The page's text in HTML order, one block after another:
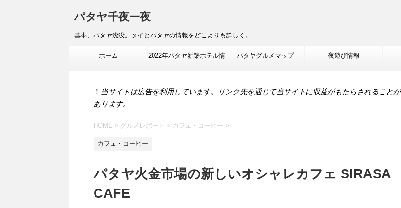
パタヤ千夜一夜
基本、パタヤ沈没。タイとパタヤの情報をどこよりも詳しく。
ホーム 2022年パタヤ新築ホテル情 パタヤグルメマップ 夜遊び情報
！ 当サイトは広告を利用しています。リンク先を通じて当サイトに収益がもたらされることが
あります。
HOME > グルメレポート > カフェ・コーヒー >
カフェ・コーヒー
パタヤ火金市場の新しいオシャレカフェ SIRASA
CAFE